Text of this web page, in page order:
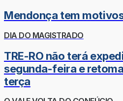
Mendonça tem
DIA DO MAGISTRADO
TRE-RO não terá
segunda-feira e
terça